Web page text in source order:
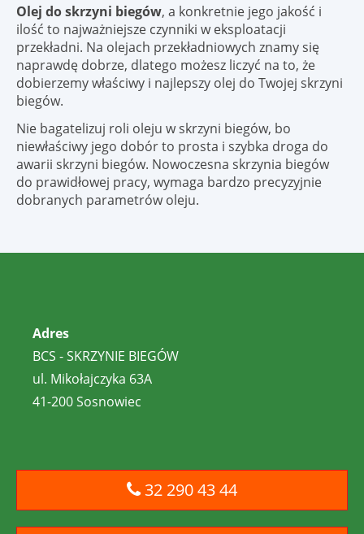
Olej do skrzyni biegów, a konkretnie jego jakość i
ilość to najważniejsze czynniki w eksploatacji
przekładni. Na olejach przekładniowych znamy się
naprawdę dobrze, dlatego możesz liczyć na to, że
dobierzemy właściwy i najlepszy olej do Twojej skrzyni
biegów.
Nie bagatelizuj roli oleju w skrzyni biegów, bo
niewłaściwy jego dobór to prosta i szybka droga do
awarii skrzyni biegów. Nowoczesna skrzynia biegów
do prawidłowej pracy, wymaga bardzo precyzyjnie
dobranych parametrów oleju.
Adres
BCS - SKRZYNIE BIEGÓW
ul. Mikołajczyka 63A
41-200 Sosnowiec
32 290 43 44